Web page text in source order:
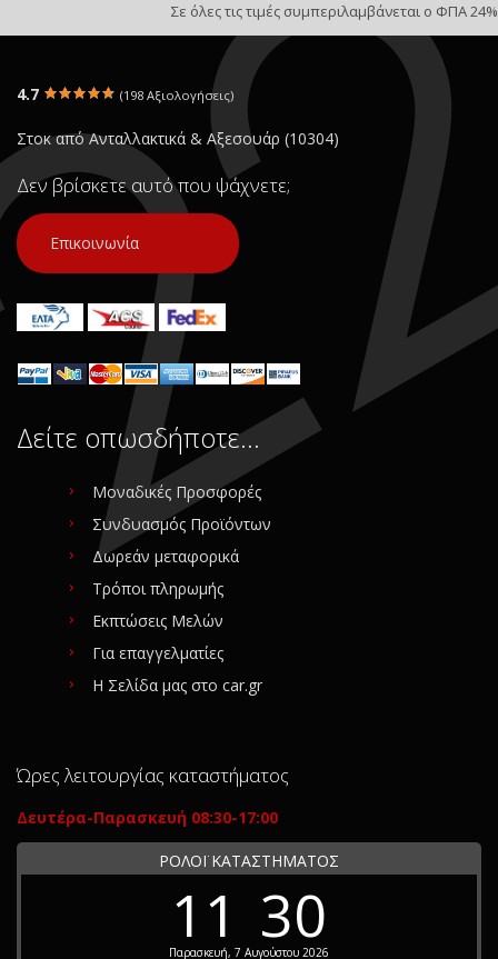
Σε όλες τις τιμές συμπεριλαμβάνεται ο ΦΠΑ 24%
4.7 (198 Αξιολογήσεις)
Στοκ από Ανταλλακτικά & Αξεσουάρ (10304)
Δεν βρίσκετε αυτό που ψάχνετε;
Επικοινωνία
Δείτε οπωσδήποτε…
Μοναδικές Προσφορές
Συνδυασμός Προϊόντων
Δωρεάν μεταφορικά
Τρόποι πληρωμής
Εκπτώσεις Μελών
Για επαγγελματίες
Η Σελίδα μας στο car.gr
Ώρες λειτουργίας καταστήματος
Δευτέρα-Παρασκευή 08:30-17:00
ΡΟΛΟΪ ΚΑΤΑΣΤΗΜΑΤΟΣ
11 30
Παρασκευή, 7 Αυγούστου 2026